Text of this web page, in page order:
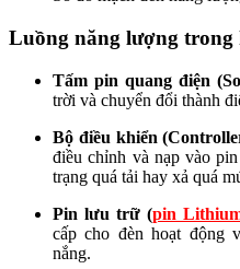
Luồng năng lượng trong
Tấm pin quang điện
trời và chuyển đổi thành
Bộ điều khiển
điều chỉnh và nạp vào
trạng quá tải hay xả quá
Pin lưu trữ (pin
cấp cho đèn hoạt động
nắng.